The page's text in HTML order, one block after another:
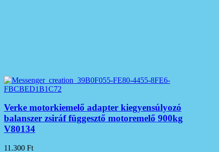
Verke motorkiemelő adapter kiegyensúlyozó
balanszer zsiráf függesztő motoremelő 900kg
V80134
11.300 Ft